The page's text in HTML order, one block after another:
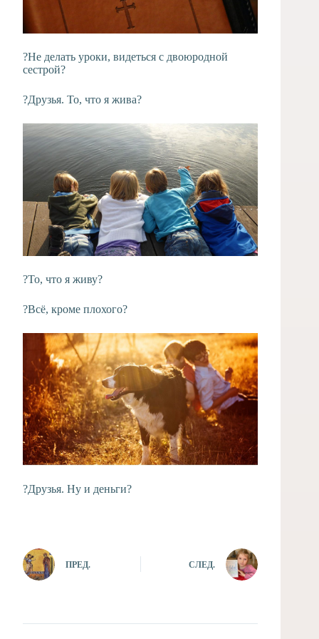
?Не делать уроки, видеться с двоюродной
сестрой?
?Друзья. То, что я жива?
?То, что я живу?
?Всё, кроме плохого?
?Друзья. Ну и деньги?
ПРЕД. СЛЕД.